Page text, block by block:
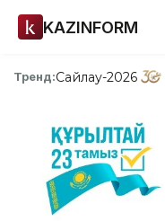
KAZINFORM
Тренд:Сайлау-2026